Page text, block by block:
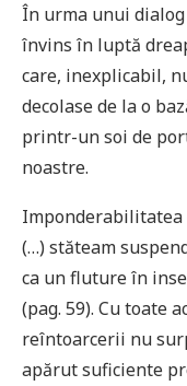
În urma unui
învins în luptă
care, inexplicabil,
decolase de la o
printr-un soi de
noastre.
Imponderabilitatea
(…) stăteam
ca un fluture în
(pag. 59). Cu toate
reîntoarcerii nu
apărut suficiente